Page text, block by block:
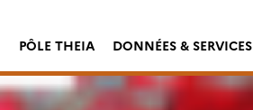
PÔLE THEIA DONNÉES & SERVICES